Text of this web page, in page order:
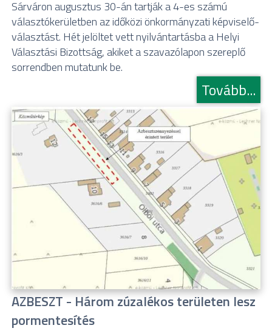
Sárváron augusztus 30-án tartják a 4-es számú
választókerületben az időközi önkormányzati képviselő-
választást. Hét jelöltet vett nyilvántartásba a Helyi
Választási Bizottság, akiket a szavazólapon szereplő
sorrendben mutatunk be.
Tovább...
AZBESZT - Három zúzalékos területen lesz
pormentesítés